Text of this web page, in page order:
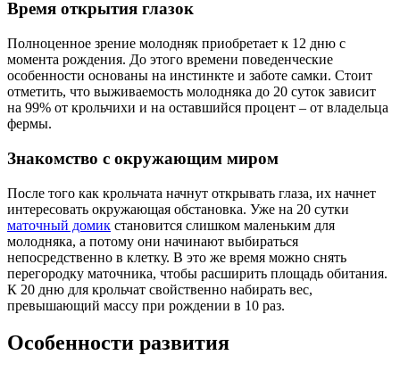
Время открытия глазок
Полноценное зрение молодняк приобретает к 12 дню с
момента рождения. До этого времени поведенческие
особенности основаны на инстинкте и заботе самки. Стоит
отметить, что выживаемость молодняка до 20 суток зависит
на 99% от крольчихи и на оставшийся процент – от владельца
фермы.
Знакомство с окружающим миром
После того как крольчата начнут открывать глаза, их начнет
интересовать окружающая обстановка. Уже на 20 сутки
маточный домик становится слишком маленьким для
молодняка, а потому они начинают выбираться
непосредственно в клетку. В это же время можно снять
перегородку маточника, чтобы расширить площадь обитания.
К 20 дню для крольчат свойственно набирать вес,
превышающий массу при рождении в 10 раз.
Особенности развития